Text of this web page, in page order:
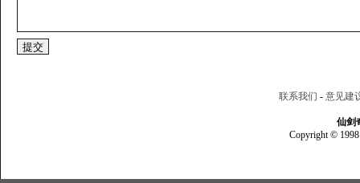
联系我们 - 意见建
仙剑
Copyright © 1998